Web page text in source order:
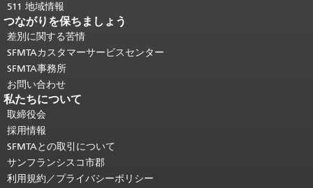
511 地域情報
つながりを保ちましょう
差別に関する苦情
SFMTAカスタマーサービスセンター
SFMTA事務所
お問い合わせ
私たちについて
取締役会
採用情報
SFMTAとの取引について
サンフランシスコ市郡
利用規約／プライバシーポリシー